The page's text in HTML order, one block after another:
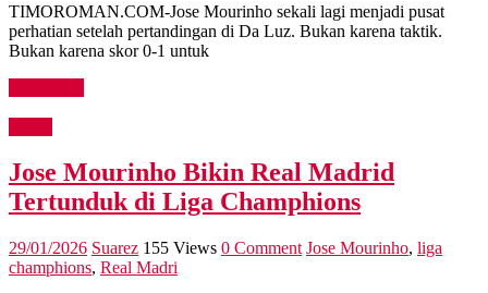
TIMOROMAN.COM-Jose Mourinho sekali lagi menjadi pusat
perhatian setelah pertandingan di Da Luz. Bukan karena taktik.
Bukan karena skor 0-1 untuk
Jose Mourinho Bikin Real Madrid
Tertunduk di Liga Champhions
29/01/2026 Suarez 155 Views 0 Comment Jose Mourinho, liga
champhions, Real Madri